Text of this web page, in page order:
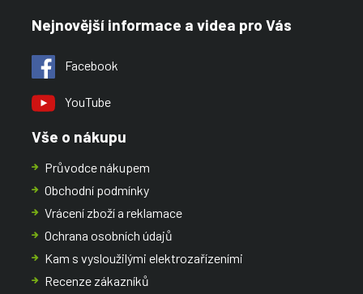
Nejnovější informace a videa pro Vás
Facebook
YouTube
Vše o nákupu
Průvodce nákupem
Obchodní podmínky
Vrácení zboží a reklamace
Ochrana osobních údajů
Kam s vysloužilými elektrozařízeními
Recenze zákazníků